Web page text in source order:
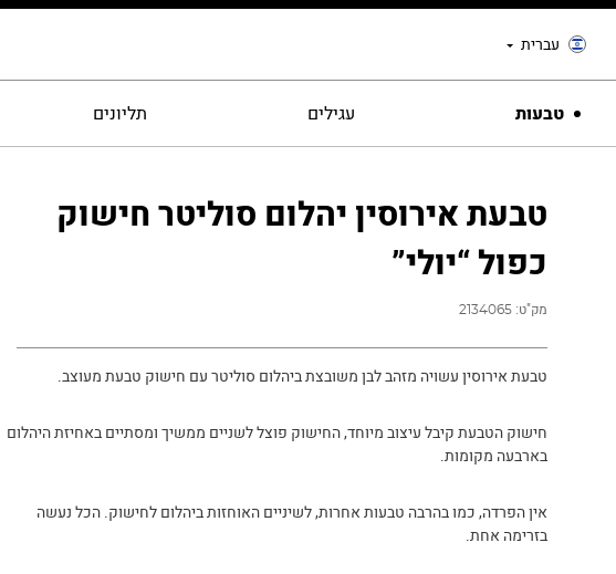
עברית
טבעות עגילים תליונים
טבעת אירוסין יהלום סוליטר חישוק
כפול “יולי”
מק"ט: 2134065
טבעת אירוסין עשויה מזהב לבן משובצת ביהלום סוליטר עם חישוק טבעת מעוצב.
חישוק הטבעת קיבל עיצוב מיוחד, החישוק פוצל לשניים ממשיך ומסתיים באחיזת היהלום
בארבעה מקומות.
אין הפרדה, כמו בהרבה טבעות אחרות, לשיניים האוחזות ביהלום לחישוק. הכל נעשה
בזרימה אחת.